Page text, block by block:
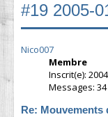
#19 2005-
Nico007
Membre
Inscrit(e):
Messages: 34
Re: Mouvements